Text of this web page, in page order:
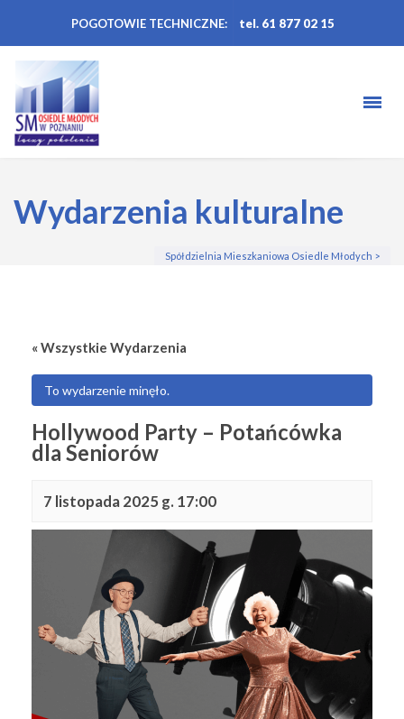
POGOTOWIE TECHNICZNE: tel. 61 877 02 15
Wydarzenia kulturalne
Spółdzielnia Mieszkaniowa Osiedle Młodych >
« Wszystkie Wydarzenia
To wydarzenie minęło.
Hollywood Party – Potańcówka
dla Seniorów
7 listopada 2025 g. 17:00